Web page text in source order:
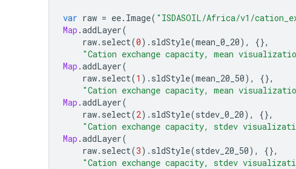
var raw = ee. Image( "ISDASOIL/Africa/v1/
Map .addLayer(
raw. select(0). sldStyle(mean_0_20),
{},
"Cation exchange capacity, mean
Map .addLayer(
raw. select(1 ). sldStyle(mean_20_50),
{},
"Cation exchange capacity, mean
Map .addLayer(
raw. select(2). sldStyle(stdev_0_20),
{},
"Cation exchange capacity, stdev
Map .addLayer(
raw. select(3). sldStyle(stdev_20_50),
{},
"Cation exchange capacity, stdev